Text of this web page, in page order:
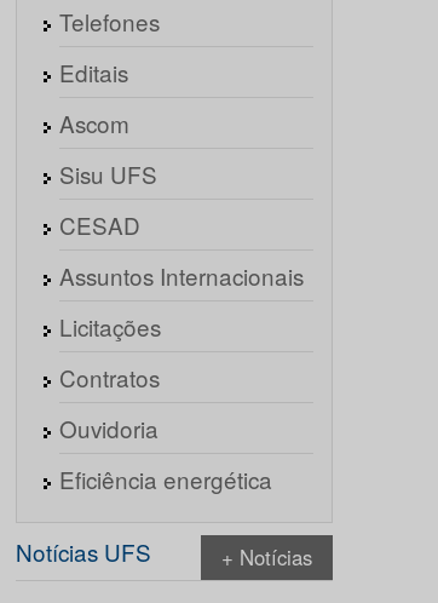
Telefones
Editais
Ascom
Sisu UFS
CESAD
Assuntos Internacionais
Licitações
Contratos
Ouvidoria
Eficiência energética
Notícias UFS + Notícias